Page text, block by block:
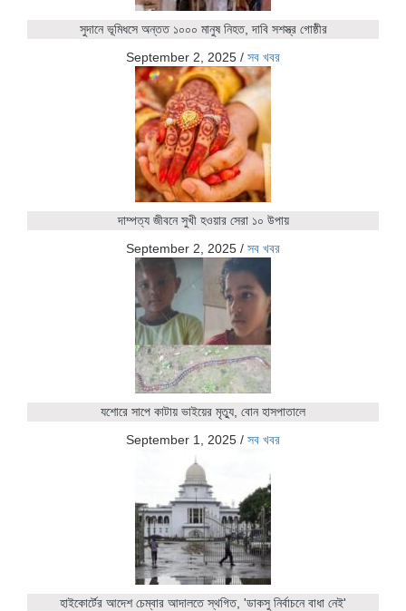
সুদানে ভূমিধসে অন্তত ১০০০ মানুষ নিহত, দাবি সশস্ত্র গোষ্ঠীর
September 2, 2025 / সব খবর
দাম্পত্য জীবনে সুখী হওয়ার সেরা ১০ উপায়
September 2, 2025 / সব খবর
যশোরে সাপে কাটায় ভাইয়ের মৃত্যু, বোন হাসপাতালে
September 1, 2025 / সব খবর
হাইকোর্টের আদেশ চেম্বার আদালতে স্থগিত, 'ডাকসু নির্বাচনে বাধা নেই'